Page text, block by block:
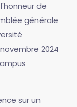
de
générale
2024
sur un